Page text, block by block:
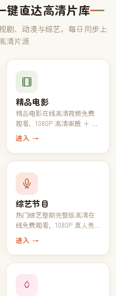
键直达高清片库
剧、动漫与综艺，每日同步上
清片源
精品电影
精品电影在线高清视频免费
观看，1080P 高清画质 + 中
文字幕一键播放
进入 →
综艺节目
热门综艺整期完整版高清在
线免费观看，1080P 真人秀
脱口秀全收录
进入 →